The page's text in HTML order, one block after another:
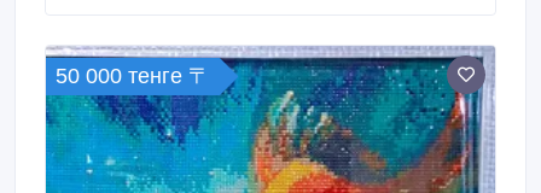
по телефону, указанному на странице объявления
и Ваши проблемы будут решены! Ваши фотографии
будут переведены в необходимый формат и ещё в
добавок к этому будет произведена цветокоррекция
изображения.
50 000 тенге 〒